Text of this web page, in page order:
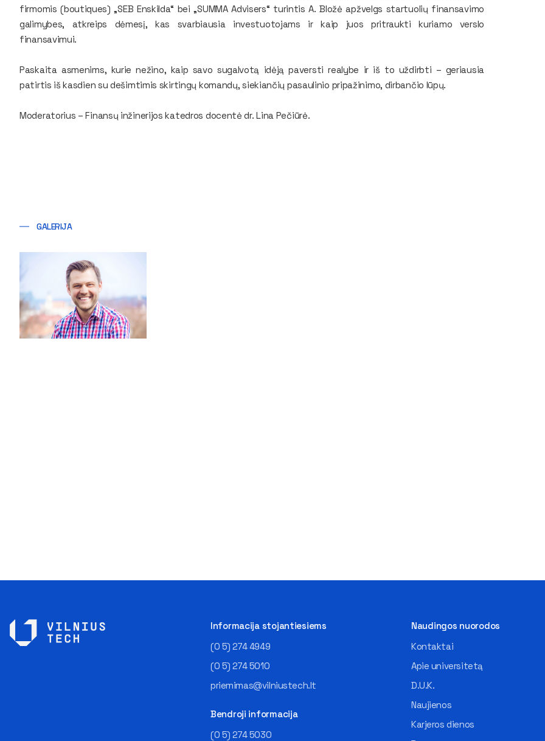
firmomis (boutiques) „SEB Enskilda“ bei „SUMMA Advisers“ turintis A. Bložė apžvelgs startuolių finansavimo
galimybes, atkreips dėmesį, kas svarbiausia investuotojams ir kaip juos pritraukti kuriamo verslo
finansavimui.
Paskaita asmenims, kurie nežino, kaip savo sugalvotą idėją paversti realybe ir iš to uždirbti – geriausia
patirtis iš kasdien su dešimtimis skirtingų komandų, siekiančių pasaulinio pripažinimo, dirbančio lūpų.
Moderatorius – Finansų inžinerijos katedros docentė dr. Lina Pečiūrė.
GALERIJA
Informacija stojantiesiems
(0 5) 274 4949
(0 5) 274 5010
priemimas@vilniustech.lt
Bendroji informacija
(0 5) 274 5030
Naudingos nuorodos
Kontaktai
Apie universitetą
D.U.K.
Naujienos
Karjeros dienos